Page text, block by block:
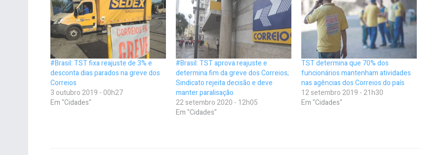
#Brasil: TST fixa reajuste de 3% e
desconta dias parados na greve dos
Correios
3 outubro 2019 - 00h27
Em "Cidades"
#Brasil: TST aprova reajuste e
determina fim da greve dos Correios;
Sindicato rejeita decisão e deve
manter paralisação
22 setembro 2020 - 12h05
Em "Cidades"
TST determina que 70% dos
funcionários mantenham atividades
nas agências dos Correios do país
12 setembro 2019 - 21h30
Em "Cidades"